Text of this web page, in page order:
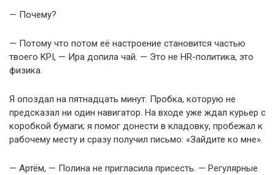
— Почему?
— Потому что потом её настроение становится частью
твоего KPI, — Ира допила чай. — Это не HR-политика, это
физика.
Я опоздал на пятнадцать минут. Пробка, которую не
предсказал ни один навигатор. На входе уже ждал курьер с
коробкой бумаги; я помог донести в кладовку, пробежал к
рабочему месту и сразу получил письмо: «Зайдите ко мне».
— Артём, — Полина не пригласила присесть. — Регулярные